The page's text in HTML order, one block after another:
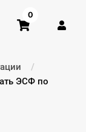
0
ЭСФ по